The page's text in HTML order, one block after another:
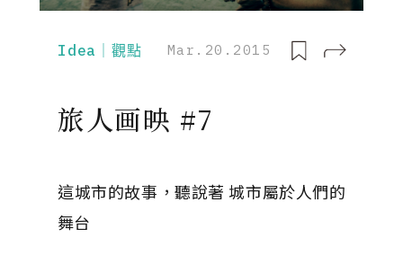
Idea｜觀點 Mar.20.2015
旅人画映 #7
這城市的故事，聽說著 城市屬於人們的
舞台